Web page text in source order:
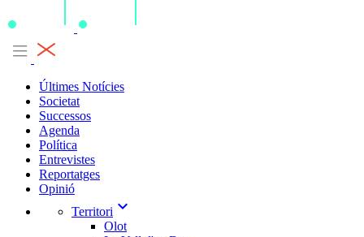
Últimes Notícies
Societat
Successos
Agenda
Política
Entrevistes
Reportatges
Opinió
Territori expand_more
Olot